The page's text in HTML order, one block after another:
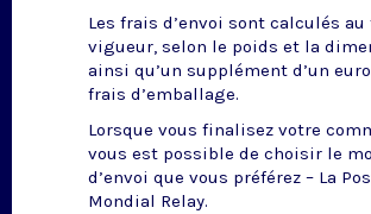
Les frais d’envoi sont calculés
vigueur, selon le poids et la
ainsi qu’un supplément d’un
frais d’emballage.
Lorsque vous finalisez votre
vous est possible de choisir le
d’envoi que vous préférez – La
Mondial Relay.